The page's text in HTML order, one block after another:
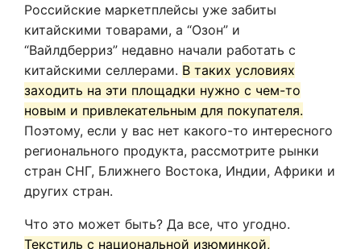
Российские маркетплейсы уже забиты
китайскими товарами, а “Озон” и
“Вайлдберриз” недавно начали работать с
китайскими селлерами. В таких условиях
заходить на эти площадки нужно с чем-то
новым и привлекательным для покупателя.
Поэтому, если у вас нет какого-то интересного
регионального продукта, рассмотрите рынки
стран СНГ, Ближнего Востока, Индии, Африки и
других стран.
Что это может быть? Да все, что угодно.
Текстиль с национальной изюминкой,